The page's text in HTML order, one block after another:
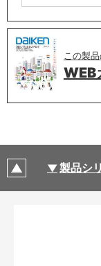
この製
WEB
製品シ